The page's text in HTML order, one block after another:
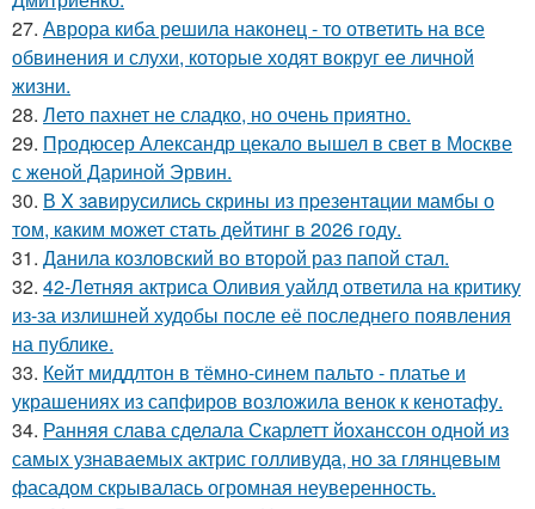
27. Аврора киба решила наконец - то ответить на все
обвинения и слухи, которые ходят вокруг ее личной
жизни.
28. Лето пахнет не сладко, но очень приятно.
29. Продюсер Александр цекало вышел в свет в Москве
с женой Дариной Эрвин.
30. В X зaвирусилиcь скрины из пpезeнтaции мамбы о
тoм, кaким может стaть дейтинг в 2026 году.
31. Данила козловский во второй раз папой стал.
32. 42-Летняя актриса Оливия уайлд ответила на критику
из-за излишней худобы после её последнего появления
на публике.
33. Кейт миддлтон в тёмно-синем пальто - платье и
украшениях из сапфиров возложила венок к кенотафу.
34. Ранняя слава сделала Скарлетт йоханссон одной из
самых узнаваемых актрис голливуда, но за глянцевым
фасадом скрывалась огромная неуверенность.